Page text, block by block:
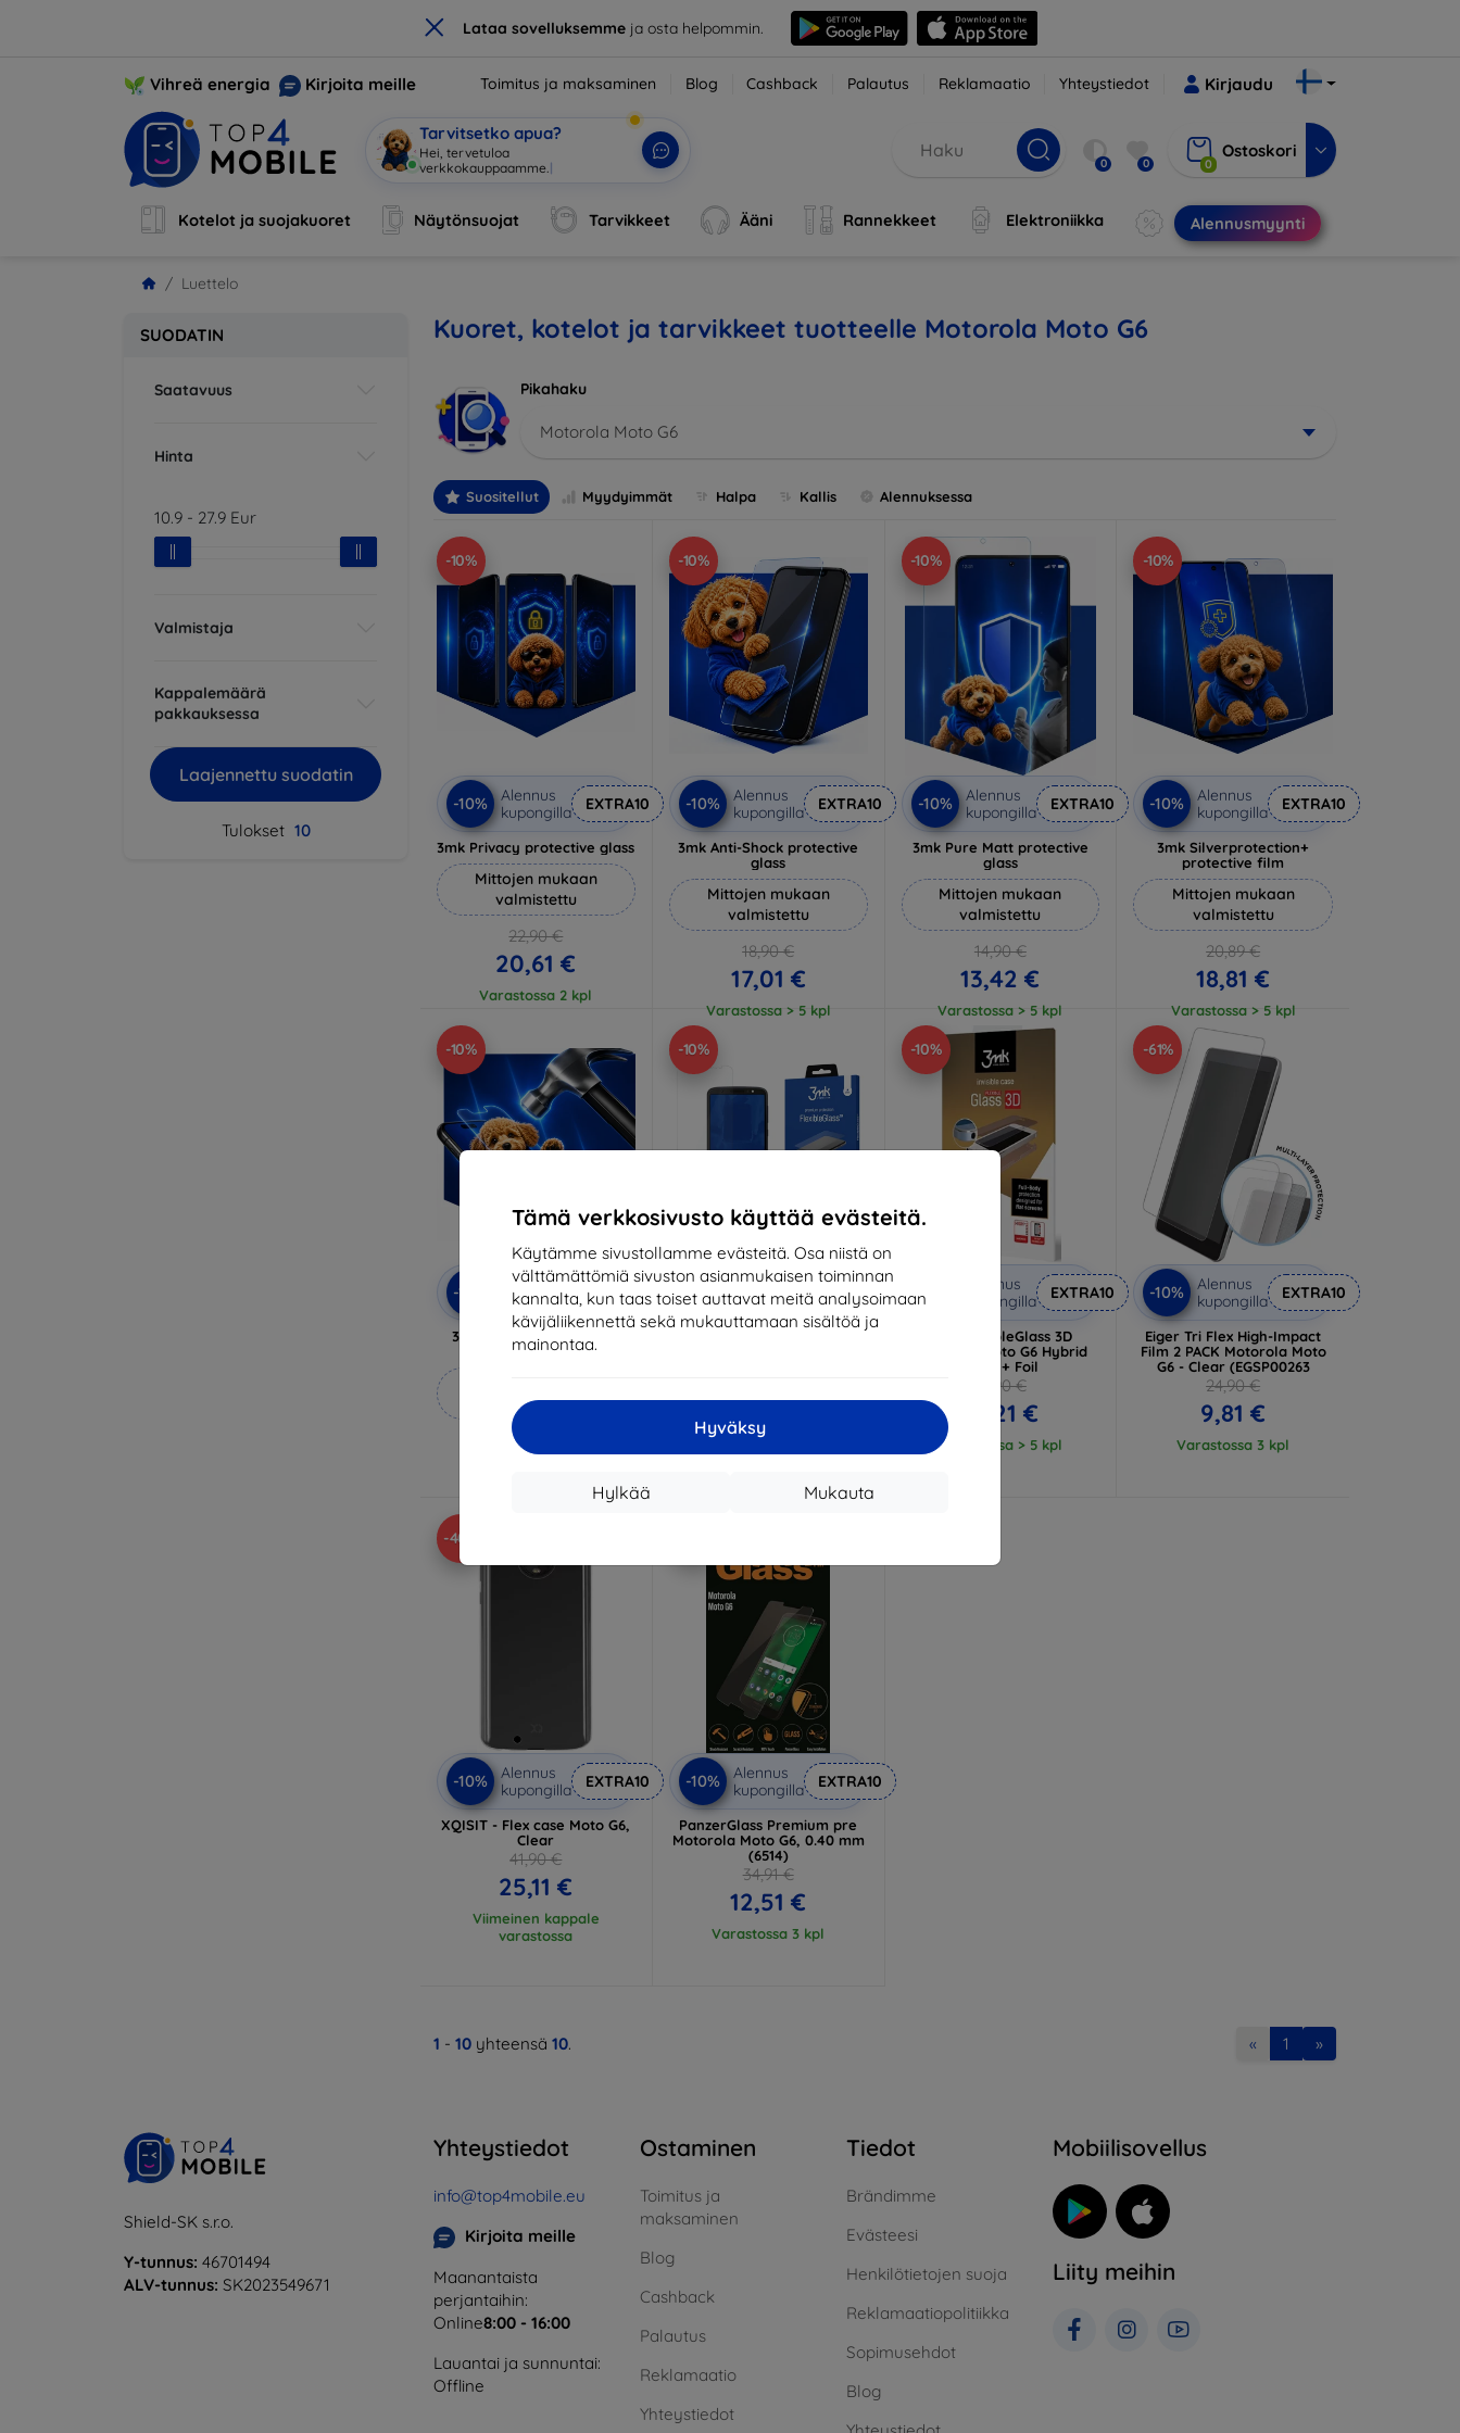
× Lataa sovelluksemmeja osta helpommin.
Tämä verkkosivusto käyttää evästeitä.
Käytämme sivustollamme evästeitä. Osa niistä on
välttämättömiä sivuston asianmukaisen toiminnan
kannalta, kun taas toiset auttavat meitä analysoimaan
kävijäliikennettä sekä mukauttamaan sisältöä ja
mainontaa.
Hyväksy
Mukauta
Hylkää
Vihreä energia Kirjoita meille Toimitus ja maksaminen Blog Cashback Palautus Reklamaatio Yhteystiedot Kirjaudu
Tarvitsetko apua?
Hei, tervetuloa v 0 0 0
Ostoskori
Kotelot ja suojakuoret Näytönsuojat Tarvikkeet Ääni Rannekkeet Elektroniikka Alennusmyynti
Luettelo
SUODATIN
Saatavuus
Hinta
10.9 - 27.9 Eur
Valmistaja
Kappalemäärä
pakkauksessa
Laajennettu suodatin
Tulokset 10
Kuoret, kotelot ja tarvikkeet tuotteelle Motorola Moto G6
Pikahaku
Motorola Moto G6
Suositellut Myydyimmät Halpa Kallis Alennuksessa
-10%
-10%
Alennus
kupongilla
EXTRA10
3mk Privacy protective glass
Mittojen mukaan
valmistettu
22,90 €
20,61 €
Varastossa 2 kpl
-10%
-10%
Alennus
kupongilla
EXTRA10
3mk Anti-Shock protective
glass
Mittojen mukaan
valmistettu
18,90 €
17,01 €
Varastossa > 5 kpl
-10%
-10%
Alennus
kupongilla
EXTRA10
3mk Pure Matt protective
glass
Mittojen mukaan
valmistettu
14,90 €
13,42 €
Varastossa > 5 kpl
-10%
-10%
Alennus
kupongilla
EXTRA10
3mk Silverprotection+
protective film
Mittojen mukaan
valmistettu
20,89 €
18,81 €
Varastossa > 5 kpl
-10%
-10%
Alennus
kupongilla
EXTRA10
3mk Hammer protective
film
valmistettu
21,90 €
-10%
-10%
Alennus
kupongilla
EXTRA10
11,61 €
Varastossa > 5 kpl
-10%
-10%
Alennus
kupongilla
EXTRA10
3MK FlexibleGlass 3D
Motorola Moto G6 Hybrid
Glass + Foil
16,90 €
15,21 €
Varastossa > 5 kpl
-61%
-10%
Alennus
kupongilla
EXTRA10
Eiger Tri Flex High-Impact
Film 2 PACK Motorola Moto
G6 - Clear (EGSP00263
24,90 €
9,81 €
Varastossa 3 kpl
-40%
-10%
Alennus
kupongilla
EXTRA10
XQISIT - Flex case Moto G6,
Clear
41,90 €
25,11 €
Viimeinen kappale
varastossa
-10%
Alennus
kupongilla
EXTRA10
PanzerGlass Premium pre
Motorola Moto G6, 0.40 mm
(6514)
34,91 €
12,51 €
Varastossa 3 kpl
1 - 10 yhteensä 10. « 1 »
Shield-SK s.r.o.
Y-tunnus: 46701494
ALV-tunnus: SK2023549671
Yhteystiedot
info@top4mobile.eu
Kirjoita meille
Maanantaista
perjantaihin:
Online8:00 - 16:00
Lauantai ja sunnuntai:
Offline
Ostaminen
Toimitus ja
maksaminen
Blog
Cashback
Palautus
Reklamaatio
Yhteystiedot
Tiedot
Brändimme
Evästeesi
Henkilötietojen suoja
Reklamaatiopolitiikka
Sopimusehdot
Blog
Mobiilisovellus
Liity meihin